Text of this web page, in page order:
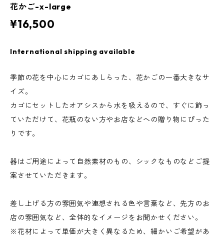
花かご-x-large
¥16,500
International shipping available
季節の花を中心にカゴにあしらった、花かごの一番大きなサ
イズ。
カゴにセットしたオアシスから水を吸えるので、すぐに飾っ
ていただけて、花瓶のない方やお店などへの贈り物にぴった
りです。
器はご用途によって自然素材のもの、シックなものなどご提
案させていただきます。
差し上げる方の雰囲気や連想される色や言葉など、先方のお
店の雰囲気など、全体的なイメージをお聞かせください。
※花材によって単価が大きく異なるため、細かいご希望があ